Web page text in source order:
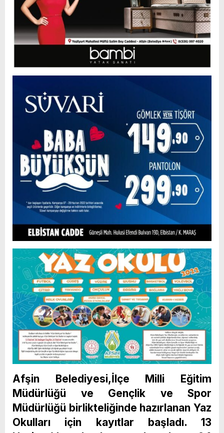
Afşin Belediyesi,İlçe Milli Eğitim
Müdürlüğü ve Gençlik ve Spor
Müdürlüğü birlikteliğinde hazırlanan Yaz
Okulları için kayıtlar başladı. 13